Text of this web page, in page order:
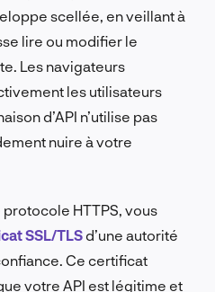
scellée, en veillant à
lire ou modifier le
Les navigateurs
les utilisateurs
d’API n’utilise pas
nuire à votre
HTTPS, vous
SSL/TLS d’une autorité
Ce certificat
votre API est légitime et